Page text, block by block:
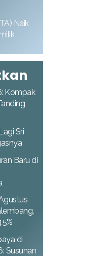
Naik
Kompak
Sri
Baru di
di
Susunan